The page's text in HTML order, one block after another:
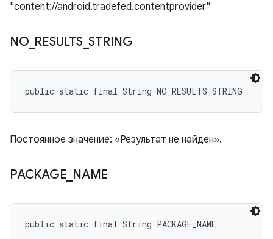
"content://android.tradefed.contentprovider"
NO_ RESULTS_STRING
public static final String NO_RESULTS_STRING
Постоянное значение: «Результат не найден».
PACKAGE NAME
public static final String PACKAGE_NAME